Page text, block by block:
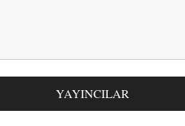
YAYINCILAR